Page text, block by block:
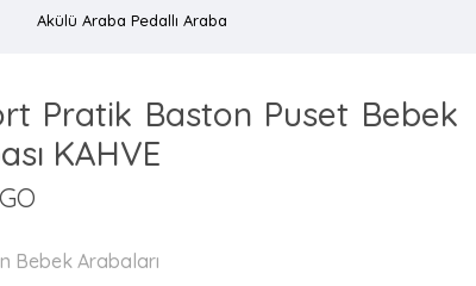
Akülü Araba Pedallı Araba
Pratik Baston Puset Bebek
KAHVE
Bebek Arabaları